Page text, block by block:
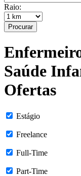
Raio:
Procurar
Saúde
Ofertas
Estágio
Freelance
Full-Time
Part-Time